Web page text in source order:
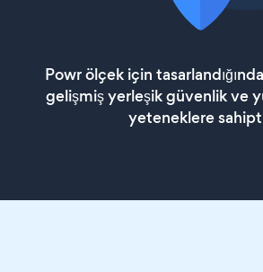
Powr ölçek için
gelişmiş yerleşik güvenlik ve
yeteneklere